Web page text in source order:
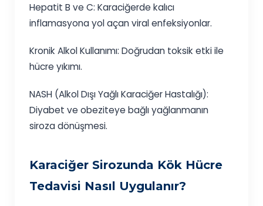
Hepatit B ve C: Karaciğerde kalıcı
inflamasyona yol açan viral enfeksiyonlar.
Kronik Alkol Kullanımı: Doğrudan toksik etki ile
hücre yıkımı.
NASH (Alkol Dışı Yağlı Karaciğer Hastalığı):
Diyabet ve obeziteye bağlı yağlanmanın
siroza dönüşmesi.
Karaciğer Sirozunda Kök Hücre
Tedavisi Nasıl Uygulanır?